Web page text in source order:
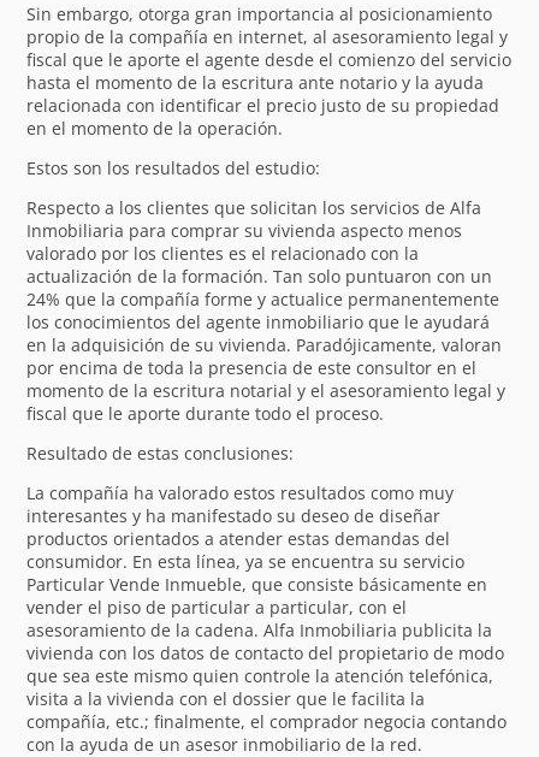
Sin embargo, otorga gran importancia al posicionamiento
propio de la compañía en internet, al asesoramiento legal y
fiscal que le aporte el agente desde el comienzo del servicio
hasta el momento de la escritura ante notario y la ayuda
relacionada con identificar el precio justo de su propiedad
en el momento de la operación.
Estos son los resultados del estudio:
Respecto a los clientes que solicitan los servicios de Alfa
Inmobiliaria para comprar su vivienda aspecto menos
valorado por los clientes es el relacionado con la
actualización de la formación. Tan solo puntuaron con un
24% que la compañía forme y actualice permanentemente
los conocimientos del agente inmobiliario que le ayudará
en la adquisición de su vivienda. Paradójicamente, valoran
por encima de toda la presencia de este consultor en el
momento de la escritura notarial y el asesoramiento legal y
fiscal que le aporte durante todo el proceso.
Resultado de estas conclusiones:
La compañía ha valorado estos resultados como muy
interesantes y ha manifestado su deseo de diseñar
productos orientados a atender estas demandas del
consumidor. En esta línea, ya se encuentra su servicio
Particular Vende Inmueble, que consiste básicamente en
vender el piso de particular a particular, con el
asesoramiento de la cadena. Alfa Inmobiliaria publicita la
vivienda con los datos de contacto del propietario de modo
que sea este mismo quien controle la atención telefónica,
visita a la vivienda con el dossier que le facilita la
compañía, etc.; finalmente, el comprador negocia contando
con la ayuda de un asesor inmobiliario de la red.